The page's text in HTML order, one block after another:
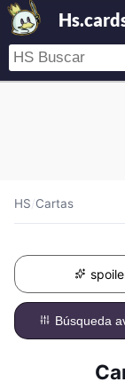
HS/Cartas
Búsqueda